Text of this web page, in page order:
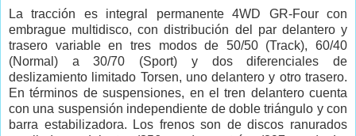
La tracción es integral permanente 4WD GR-Four con
embrague multidisco, con distribución del par delantero y
trasero variable en tres modos de 50/50 (Track), 60/40
(Normal) a 30/70 (Sport) y dos diferenciales de
deslizamiento limitado Torsen, uno delantero y otro trasero.
En términos de suspensiones, en el tren delantero cuenta
con una suspensión independiente de doble triángulo y con
barra estabilizadora. Los frenos son de discos ranurados